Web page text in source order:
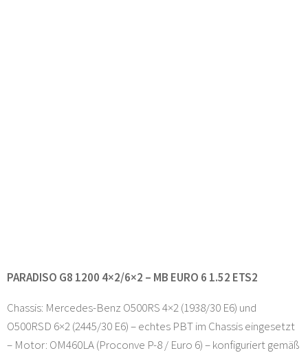
PARADISO G8 1200 4×2/6×2 – MB EURO 6 1.52 ETS2
Chassis: Mercedes-Benz O500RS 4×2 (1938/30 E6) und
O500RSD 6×2 (2445/30 E6) – echtes PBT im Chassis eingesetzt
– Motor: OM460LA (Proconve P-8 / Euro 6) – konfiguriert gemäß